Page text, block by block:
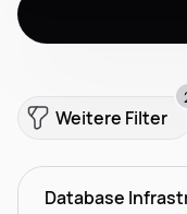
Weitere Filter
Database